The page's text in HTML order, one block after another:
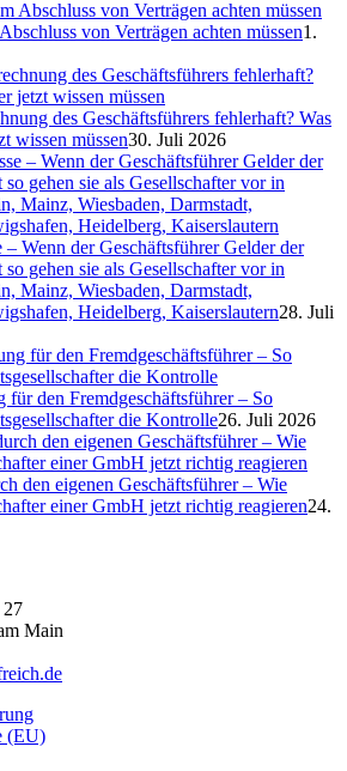
von Verträgen achten müssen1.
des Geschäftsführers fehlerhaft? Was
wissen müssen30. Juli 2026
Wenn der Geschäftsführer Gelder der
gehen sie als Gesellschafter vor in
Mainz, Wiesbaden, Darmstadt,
Heidelberg, Kaiserslautern28. Juli
für den Fremdgeschäftsführer – So
die Kontrolle26. Juli 2026
den eigenen Geschäftsführer – Wie
einer GmbH jetzt richtig reagieren24.
27
Main
(EU)